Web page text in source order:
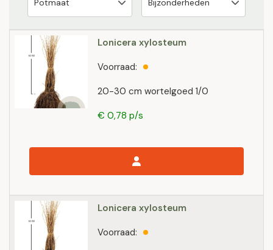
Lonicera xylosteum
20-30 cm wortelgoed 1/0
Voorraad:
€ 0,78 p/s
Lonicera xylosteum
Voorraad: